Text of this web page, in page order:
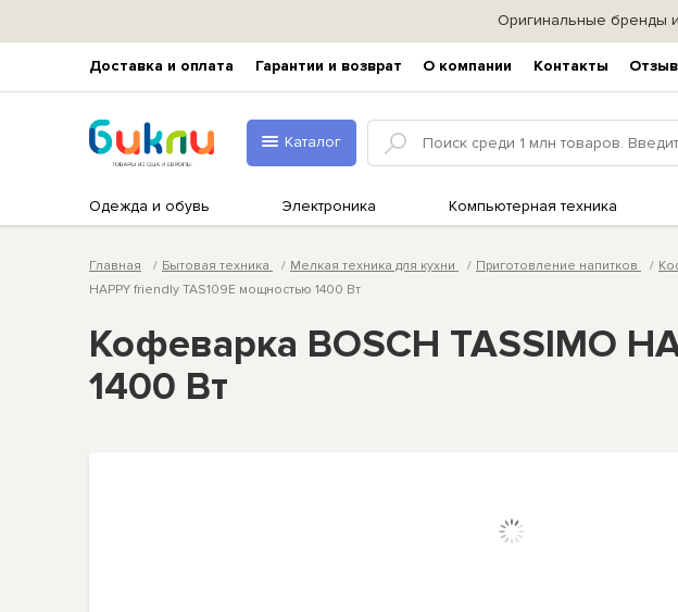
Оригинальные бренды
Доставка и оплата Гарантии и возврат О компании Контакты
Каталог
Одежда и обувь Электроника Компьютерная техника
Главная Бытовая техника Мелкая техника для кухни Приготовление напитков
HAPPY friendly TAS109E мощностью 1400 Вт
Кофеварка BOSCH TASSIMO
1400 Вт